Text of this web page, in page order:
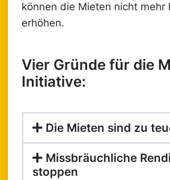
können die Mieten nicht mehr
erhöhen.
Vier Gründe für die
Initiative:
Die Mieten sind zu
Missbräuchliche
stoppen